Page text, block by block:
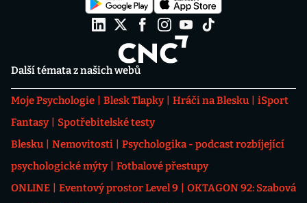
Další témata z našich webů
Moje Psychologie Blesk Tlapky Hráči na Blesku
iSport
Fantasy
Spotřebitelské testy
Blesku
Nemovitosti
Psychologika - podcast rozbíjející
psychologické mýty
Fotbalové přestupy
ONLINE
Eventový prostor Level 9
OKTAGON 92: Szabová